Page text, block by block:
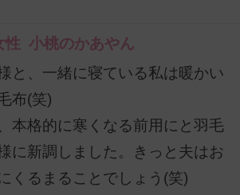
小桃のかあやん
と、一緒に寝ている私は暖かい
布(笑)
本格的に寒くなる前用にと羽毛
に新調しました。きっと夫はお
くるまることでしょう(笑)